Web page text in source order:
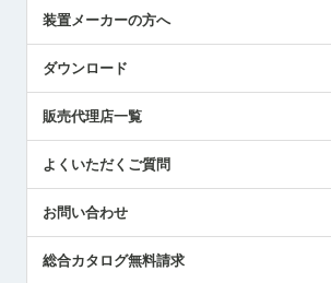
採用情報
国/地域/言語
エアマイクロセンサ製品
メトロールの技術
社員ブログ
中小企業のBCP地震対策
センサのテクニカルガイド
社長ブログ
装置メーカーの方へ
ダウンロード
販売代理店一覧
よくいただくご質問
お問い合わせ
総合カタログ無料請求